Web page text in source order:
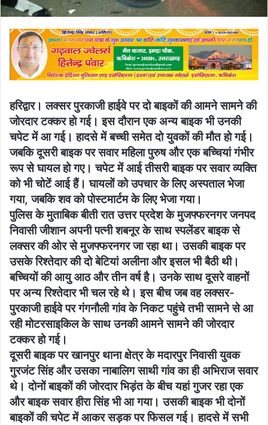
हरिद्वार। लक्सर पुरकाजी हाईवे पर दो बाइकों की आमने सामने की
जोरदार टक्कर हो गई। इस दौरान एक अन्य बाइक भी उनकी
चपेट में आ गई। हादसे में बच्ची समेत दो युवकों की मौत हो गई।
जबकि दूसरी बाइक पर सवार महिला पुरुष और एक बच्चियां गंभीर
रूप से घायल हो गए। चपेट में आई तीसरी बाइक पर सवार व्यक्ति
को भी चोटें आई हैं। घायलों को उपचार के लिए अस्पताल भेजा
गया, जबकि शव को पोस्टमार्टम के लिए भेजा गया।
पुलिस के मुताबिक बीती रात उत्तर प्रदेश के मुजफ्फरनगर जनपद
निवासी जीशान अपनी पत्नी शबनूर के साथ स्पलेंडर बाइक से
लक्सर की ओर से मुजफ्फरनगर जा रहा था। उसकी बाइक पर
उसके रिश्तेदार की दो बेटियां अलीना और इसल भी बैठी थी।
बच्चियों की आयु आठ और तीन वर्ष है। उनके साथ दूसरे वाहनों
पर अन्य रिश्तेदार भी चल रहे थे। इस बीच जब वह लक्सर-
पुरकाजी हाईवे पर गंगनौली गांव के निकट पहुंचे तभी सामने से आ
रही मोटरसाइकिल के साथ उनकी आमने सामने की जोरदार
टक्कर हो गई।
दूसरी बाइक पर खानपुर थाना क्षेत्र के मदारपुर निवासी युवक
गुरजंट सिंह और उसका नाबालिग साथी गांव का ही अभिराज सवार
थे। दोनों बाइकों की जोरदार भिड़ंत के बीच यहां गुजर रहा एक
और बाइक सवार हीरा सिंह भी आ गया। उसकी बाइक भी दोनों
बाइकों की चपेट में आकर सड़क पर फिसल गई। हादसे में सभी